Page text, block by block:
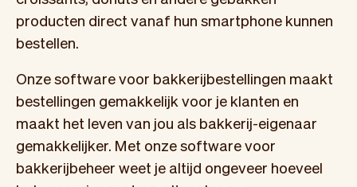
producten direct vanaf hun smartphone kunnen
bestellen.
Onze software voor bakkerijbestellingen maakt
bestellingen gemakkelijk voor je klanten en
maakt het leven van jou als bakkerij-eigenaar
gemakkelijker. Met onze software voor
bakkerijbeheer weet je altijd ongeveer hoeveel